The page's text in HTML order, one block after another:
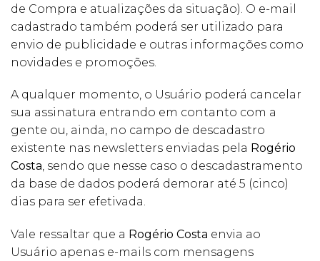
de Compra e atualizações da situação). O e-mail
cadastrado também poderá ser utilizado para
envio de publicidade e outras informações como
novidades e promoções.
A qualquer momento, o Usuário poderá cancelar
sua assinatura entrando em contanto com a
gente ou, ainda, no campo de descadastro
existente nas newsletters enviadas pela Rogério
Costa, sendo que nesse caso o descadastramento
da base de dados poderá demorar até 5 (cinco)
dias para ser efetivada.
Vale ressaltar que a Rogério Costa envia ao
Usuário apenas e-mails com mensagens